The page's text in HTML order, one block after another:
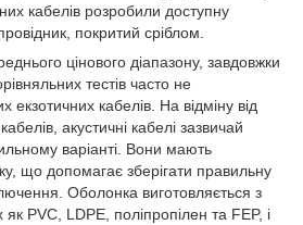
кабелів розробили доступну
покритий сріблом.
цінового діапазону, завдовжки
тестів часто не
екзотичних кабелів. На відміну від
акустичні кабелі зазвичай
варіанті. Вони мають
що допомагає зберігати правильну
Оболонка виготовляється з
як PVC, LDPE, поліпропілен та FEP, і